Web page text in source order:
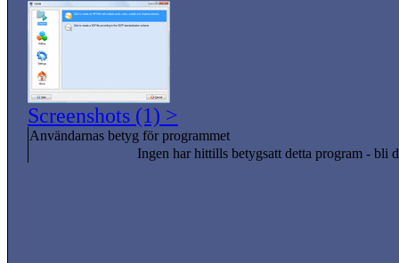
Screenshots (1) >
Användarnas betyg för programmet
Ingen har hittills betygsatt detta program - bli